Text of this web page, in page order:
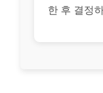
한 후 결정